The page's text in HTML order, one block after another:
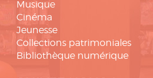
Musique
Cinéma
Jeunesse
Collections patrimoniales
Bibliothèque numérique